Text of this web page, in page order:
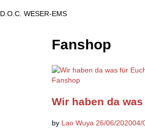
D.O.C. WESER-EMS
Fanshop
Fanshop
Wir haben da
by Lao Wuya 26/06/202004/